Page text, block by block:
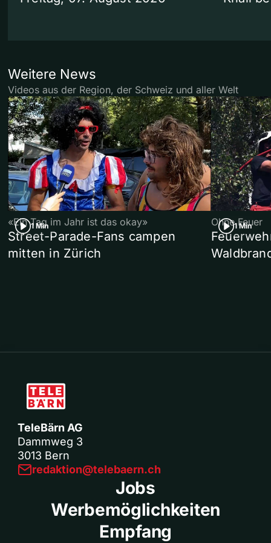
Weitere News
Videos aus der Region, der Schweiz und aller Welt
1 Min
«Ein Tag im Jahr ist das okay»
Street-Parade-Fans campen
mitten in Zürich
1 Min
Ohne Feuer
TeleBärn AG
Dammweg 3
3013 Bern
redaktion@telebaern.ch
Jobs
Werbemöglichkeiten
Empfang